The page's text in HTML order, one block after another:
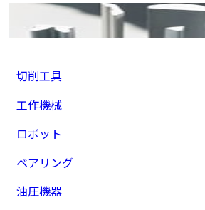
切削工具
工作機械
ロボット
ベアリング
油圧機器